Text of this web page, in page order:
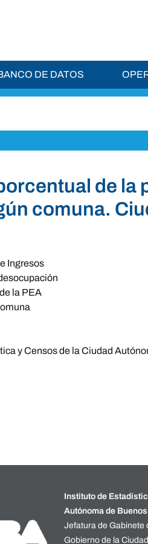
DE DATOS
de la
comuna.
Ingresos
la PEA
y Censos de la Ciudad
Instituto de
Autónoma de
Jefatura de Gabinete
Gobierno de la